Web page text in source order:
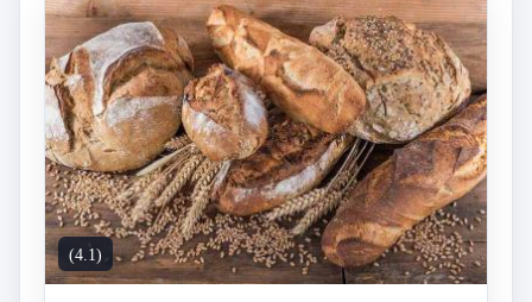
(4.1)